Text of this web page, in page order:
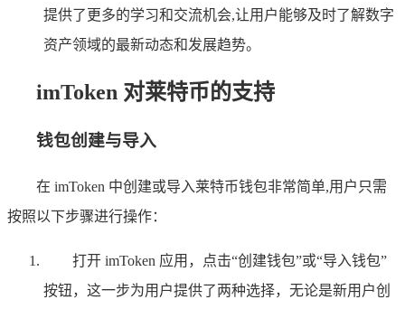
提供了更多的学习和交流机会,让用户能够及时了解数字
资产领域的最新动态和发展趋势。
imToken 对莱特币的支持
钱包创建与导入
在 imToken 中创建或导入莱特币钱包非常简单,用户只需
按照以下步骤进行操作：
打开 imToken 应用，点击“创建钱包”或“导入钱包”
按钮，这一步为用户提供了两种选择，无论是新用户创